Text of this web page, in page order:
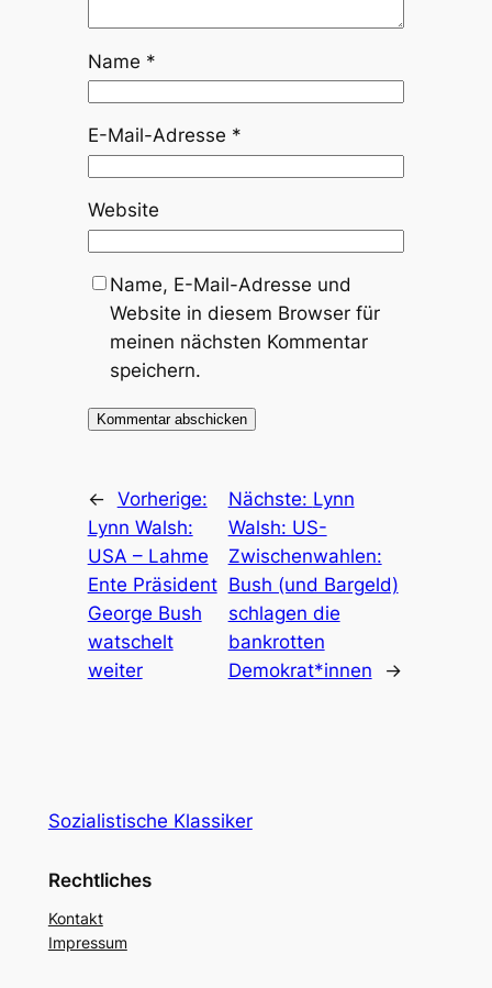
Name *
E-Mail-Adresse *
Website
Name, E-Mail-Adresse und
Website in diesem Browser für
meinen nächsten Kommentar
speichern.
← Vorherige:
Lynn Walsh:
USA – Lahme
Ente Präsident
George Bush
watschelt
weiter
Nächste: Lynn
Walsh: US-
Zwischenwahlen:
Bush (und Bargeld)
schlagen die
bankrotten
Demokrat*innen
→
Sozialistische Klassiker
Rechtliches
Kontakt
Impressum